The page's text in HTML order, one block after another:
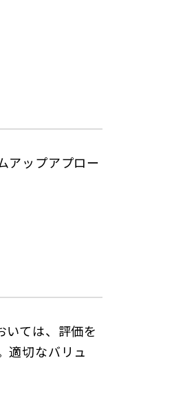
アップアプロー
いては、評価を
適切なバリュ